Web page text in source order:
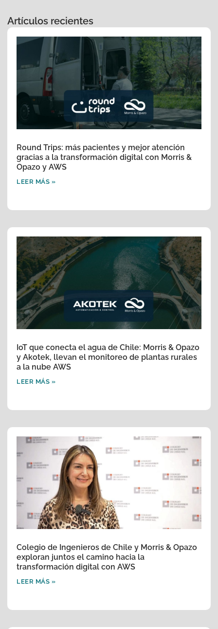
Artículos recientes
Round Trips: más pacientes y mejor atención
gracias a la transformación digital con Morris &
Opazo y AWS
LEER MÁS »
IoT que conecta el agua de Chile: Morris & Opazo
y Akotek, llevan el monitoreo de plantas rurales
a la nube AWS
LEER MÁS »
Colegio de Ingenieros de Chile y Morris & Opazo
exploran juntos el camino hacia la
transformación digital con AWS
LEER MÁS »